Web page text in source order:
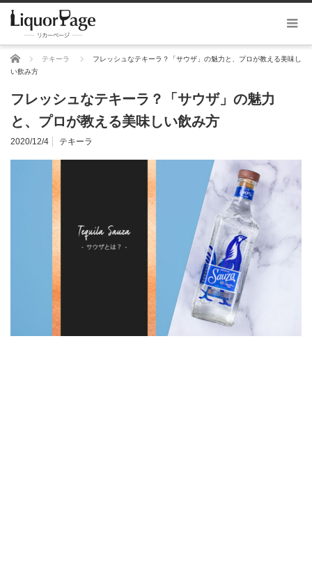
ホーム テキーラ
フレッシュなテキーラ？「サウザ」の魅力と、プロが教える美味し
い飲み方
フレッシュなテキーラ？「サウザ」の魅力
と、プロが教える美味しい飲み方
2020/12/4 テキーラ